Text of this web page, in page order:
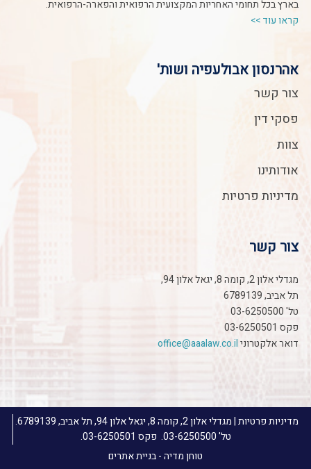
בארץ בכל תחומי האחריות המקצועית הרפואית והפארה-הרפואית.
קראו עוד >>
אהרנסון אבולעפיה ושות'
צור קשר
פסקי דין
צוות
אודותינו
מדיניות פרטיות
צור קשר
מגדלי אלון 2, קומה 8, יגאל אלון 94,
תל אביב, 6789139
טל'03-6250500
פקס 03-6250501
דואר אלקטרוניoffice@aaalaw.co.il
מדיניות פרטיות
| מגדלי אלון 2, קומה 8, יגאל אלון 94, תל אביב, 6789139.
טל' 03-6250500. פקס 03-6250501.
טוחן מדיה - בניית אתרים